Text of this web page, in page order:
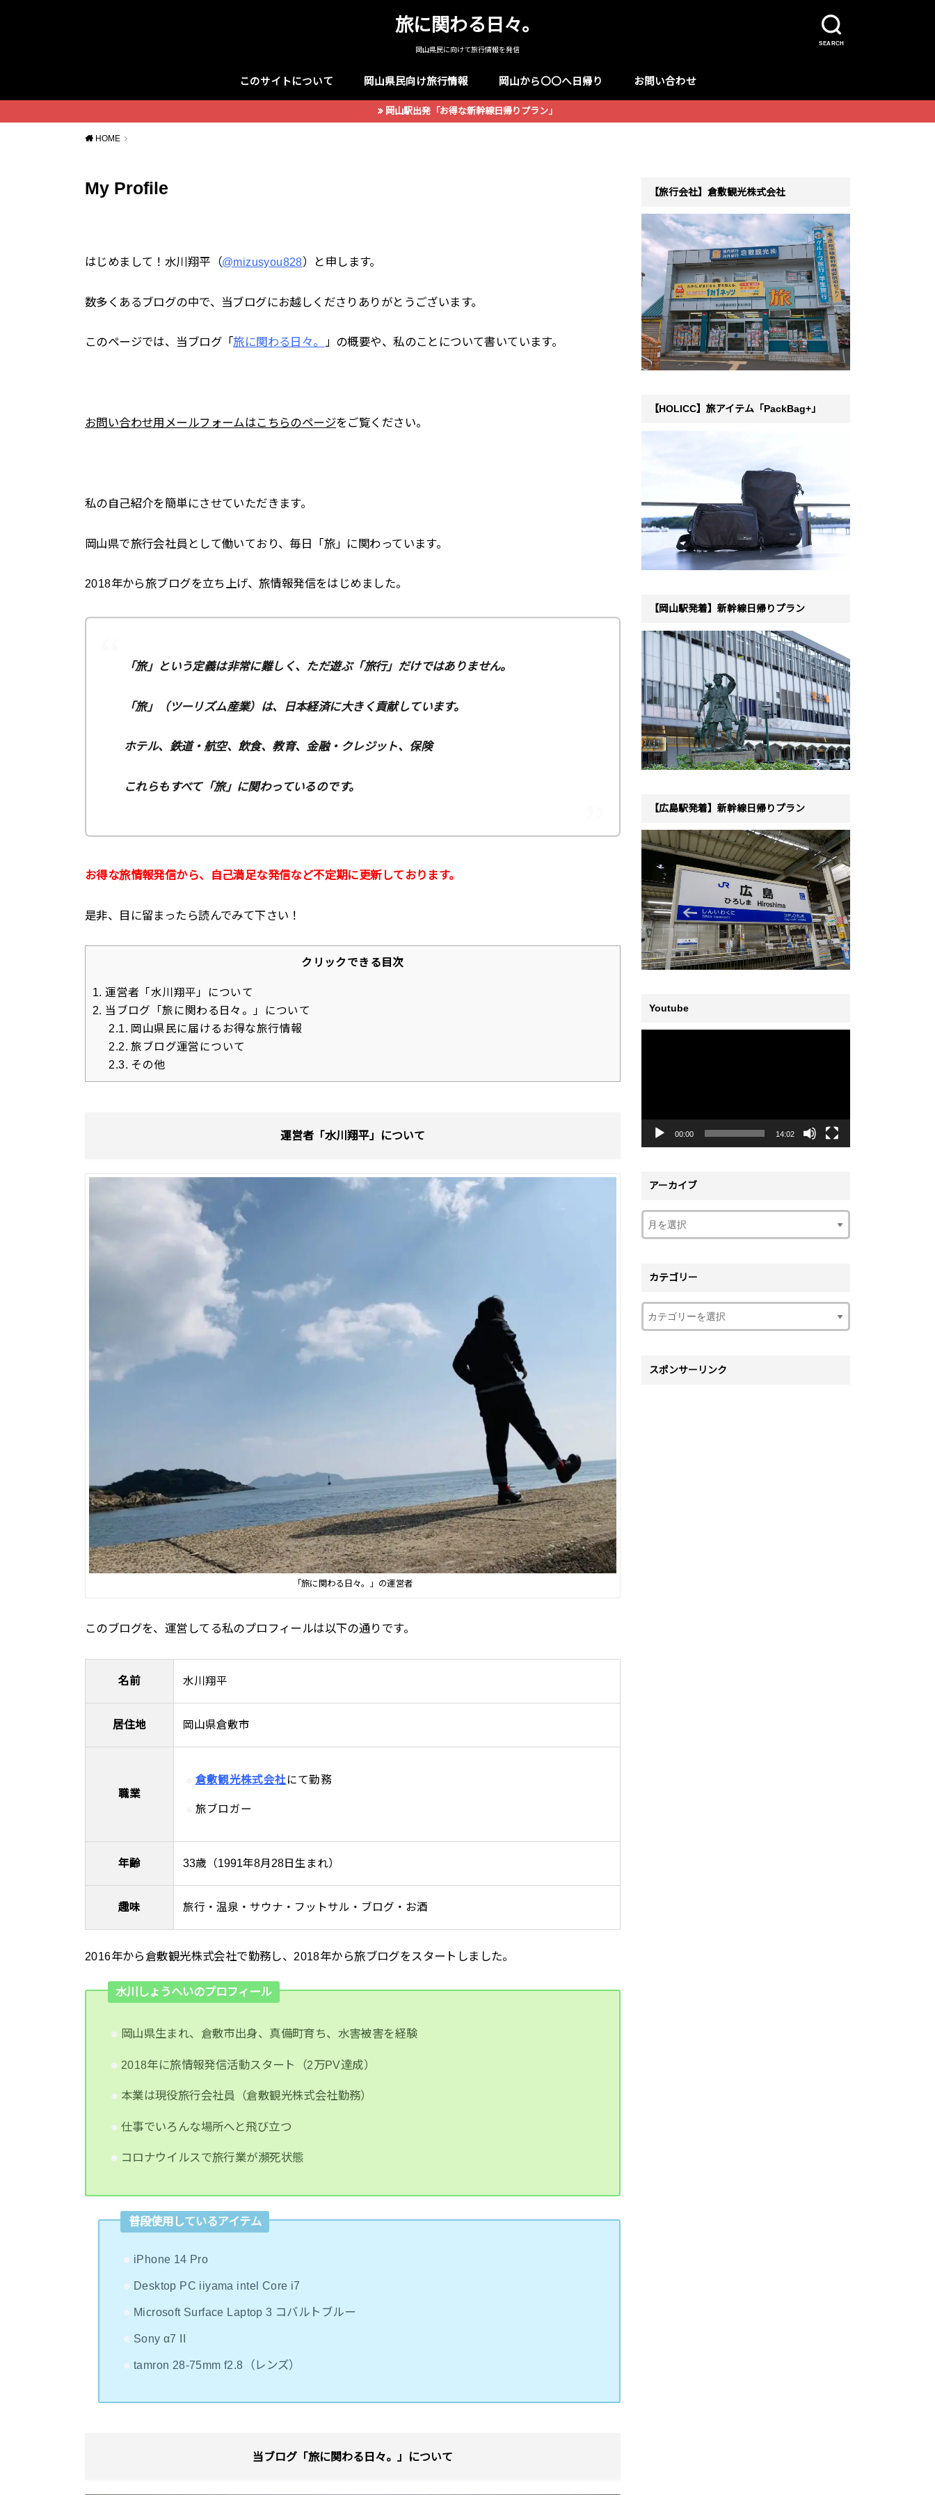
SEARCH
旅に関わる日々。
岡山県民に向けて旅行情報を発信
このサイトについて 岡山県民向け旅行情報 岡山から〇〇へ日帰り お問い合わせ
岡山駅出発「お得な新幹線日帰りプラン」
HOME
My Profile
はじめまして！水川翔平（@mizusyou828）と申します。
数多くあるブログの中で、当ブログにお越しくださりありがとうございます。
このページでは、当ブログ「旅に関わる日々。 」の概要や、私のことについて書いています。
お問い合わせ用メールフォームはこちらのページをご覧ください。
私の自己紹介を簡単にさせていただきます。
岡山県で旅行会社員として働いており、毎日「旅」に関わっています。
2018年から旅ブログを立ち上げ、旅情報発信をはじめました。
「旅」という定義は非常に難しく、ただ遊ぶ「旅行」だけではありません。
「旅」（ツーリズム産業）は、日本経済に大きく貢献しています。
ホテル、鉄道・航空、飲食、教育、金融・クレジット、保険
これらもすべて「旅」に関わっているのです。
お得な旅情報発信から、自己満足な発信など不定期に更新しております。
是非、目に留まったら読んでみて下さい！
クリックできる目次
1. 運営者「水川翔平」について
2. 当ブログ「旅に関わる日々。」について
2.1. 岡山県民に届けるお得な旅行情報
2.2. 旅ブログ運営について
2.3. その他
運営者「水川翔平」について
「旅に関わる日々。」の運営者
このブログを、運営してる私のプロフィールは以下の通りです。
名前 水川翔平
居住地 岡山県倉敷市
職業
倉敷観光株式会社にて勤務
旅ブロガー
年齢 33歳（1991年8月28日生まれ）
趣味 旅行・温泉・サウナ・フットサル・ブログ・お酒
2016年から倉敷観光株式会社で勤務し、2018年から旅ブログをスタートしました。
水川しょうへいのプロフィール
岡山県生まれ、倉敷市出身、真備町育ち、水害被害を経験
2018年に旅情報発信活動スタート（2万PV達成）
本業は現役旅行会社員（倉敷観光株式会社勤務）
仕事でいろんな場所へと飛び立つ
コロナウイルスで旅行業が瀕死状態
普段使用しているアイテム
iPhone 14 Pro
Desktop PC iiyama intel Core i7
Microsoft Surface Laptop 3 コバルトブルー
Sony α7 II
tamron 28-75mm f2.8（レンズ）
当ブログ「旅に関わる日々。」について
【旅行会社】倉敷観光株式会社
【HOLICC】旅アイテム「PackBag+」
【岡山駅発着】新幹線日帰りプラン
【広島駅発着】新幹線日帰りプラン
Youtube
ヤ
00:00 14:02
アーカイブ
カテゴリー
スポンサーリンク